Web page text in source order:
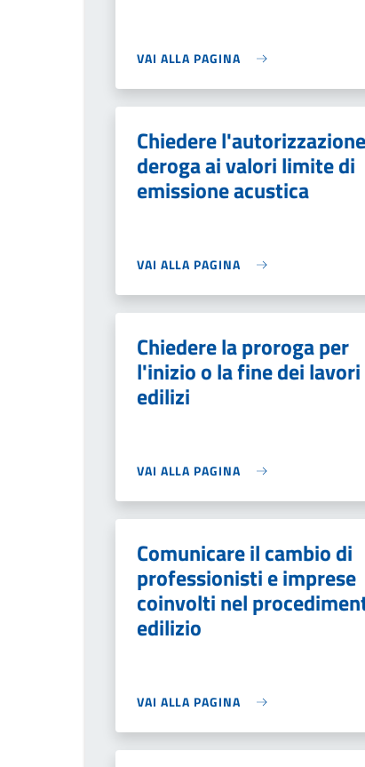
VAI ALLA PAGINA
Chiedere
deroga ai valori limite di
emissione acustica
VAI ALLA PAGINA
Chiedere la proroga per
l'inizio o la fine dei lavori
edilizi
VAI ALLA PAGINA
Comunicare il cambio di
professionisti e imprese
coinvolti nel
edilizio
VAI ALLA PAGINA